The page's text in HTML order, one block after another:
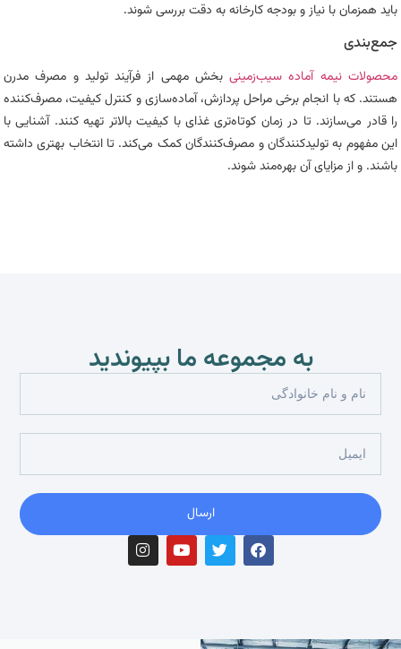
باید همزمان با نیاز و بودجه کارخانه به دقت بررسی شوند.
جمع‌بندی
محصولات نیمه آماده سیب‌زمینیبخش مهمی از فرآیند تولید و مصرف مدرن
هستند. که با انجام برخی مراحل پردازش، آماده‌سازی و کنترل کیفیت، مصرف‌کننده
را قادر می‌سازند. تا در زمان کوتاه‌تری غذای با کیفیت بالاتر تهیه کنند. آشنایی با
این مفهوم به تولیدکنندگان و مصرف‌کنندگان کمک می‌کند. تا انتخاب بهتری داشته
باشند. و از مزایای آن بهره‌مند شوند.
به مجموعه ما بپیوندید
ارسال